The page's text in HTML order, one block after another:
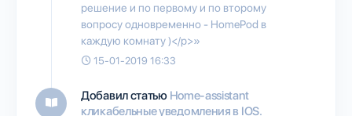
решение и по первому и по второму
вопросу одновременно - HomePod в
каждую комнату )</p>»
15-01-2019 16:33
Добавил статью Home-assistant
кликабельные уведомления в IOS.